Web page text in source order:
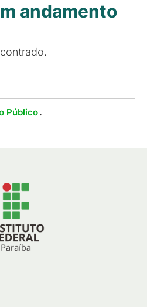
andamento
Público.